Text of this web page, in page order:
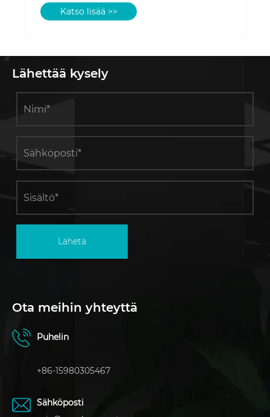
Lähettää kysely
Lähetä
Ota meihin yhteyttä
Puhelin
+86-15980305467
Sähköposti